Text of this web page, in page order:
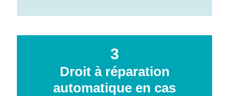
3
Droit à réparation
automatique en cas